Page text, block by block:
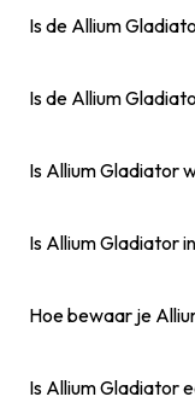
Is de Allium
Is de Allium
Is Allium Gladiator
Is Allium Gladiator
Hoe bewaar je
Is Allium Gladiator